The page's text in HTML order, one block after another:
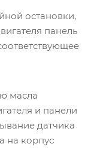
остановки,
панель
масла
и панели
датчика
на корпус